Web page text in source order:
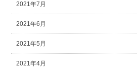
2021年7月
2021年6月
2021年5月
2021年4月